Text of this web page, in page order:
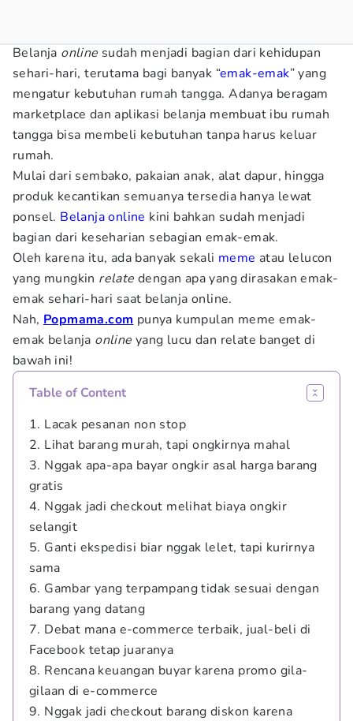
Belanja online sudah menjadi bagian dari kehidupan
sehari-hari, terutama bagi banyak “emak-emak” yang
mengatur kebutuhan rumah tangga. Adanya beragam
marketplace dan aplikasi belanja membuat ibu rumah
tangga bisa membeli kebutuhan tanpa harus keluar
rumah.
Mulai dari sembako, pakaian anak, alat dapur, hingga
produk kecantikan semuanya tersedia hanya lewat
ponsel. Belanja online kini bahkan sudah menjadi
bagian dari keseharian sebagian emak-emak.
Oleh karena itu, ada banyak sekali meme atau lelucon
yang mungkin relate dengan apa yang dirasakan emak-
emak sehari-hari saat belanja online.
Nah, Popmama.com punya kumpulan meme emak-
emak belanja online yang lucu dan relate banget di
bawah ini!
Table of Content
1. Lacak pesanan non stop
2. Lihat barang murah, tapi ongkirnya mahal
3. Nggak apa-apa bayar ongkir asal harga barang
gratis
4. Nggak jadi checkout melihat biaya ongkir
selangit
5. Ganti ekspedisi biar nggak lelet, tapi kurirnya
sama
6. Gambar yang terpampang tidak sesuai dengan
barang yang datang
7. Debat mana e-commerce terbaik, jual-beli di
Facebook tetap juaranya
8. Rencana keuangan buyar karena promo gila-
gilaan di e-commerce
9. Nggak jadi checkout barang diskon karena